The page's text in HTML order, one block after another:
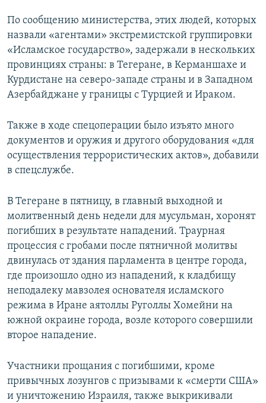
ПОБЕДИТЕЛЕЙ НЕ СУДЯТ?
КРЫМ.НЕПОКОРЕННЫЙ
УКРАИНСКАЯ ПРОБЛЕМА КРЫМА
ПРИСОЕДИНЯЙТЕСЬ!
Все сайты RFE/RL
По сообщению министерства, этих людей, которых
назвали «агентами» экстремистской группировки
«Исламское государство», задержали в нескольких
провинциях страны: в Тегеране, в Керманшахе и
Курдистане на северо-западе страны и в Западном
Азербайджане у границы с Турцией и Ираком.
Также в ходе спецоперации было изъято много
документов и оружия и другого оборудования «для
осуществления террористических актов», добавили
в спецслужбе.
В Тегеране в пятницу, в главный выходной и
молитвенный день недели для мусульман, хоронят
погибших в результате нападений. Траурная
процессия с гробами после пятничной молитвы
двинулась от здания парламента в центре города,
где произошло одно из нападений, к кладбищу
неподалеку мавзолея основателя исламского
режима в Иране аятоллы Руголлы Хомейни на
южной окраине города, возле которого совершили
второе нападение.
Участники прощания с погибшими, кроме
привычных лозунгов с призывами к «смерти США»
и уничтожению Израиля, также выкрикивали